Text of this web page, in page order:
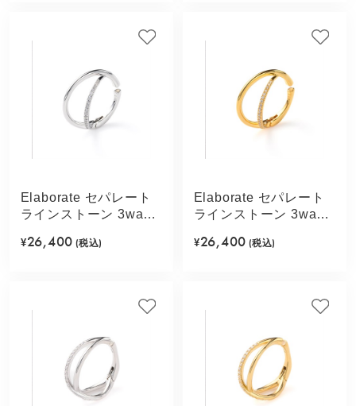
Elaborate セパレート
ラインストーン 3way
ー)
¥26,400 (税込)
Elaborate セパレート
ラインストーン 3way
ー)
¥26,400 (税込)